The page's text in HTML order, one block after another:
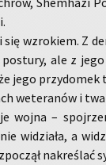
wzro­kiem. Z
ale z jego
jego
we­te­ra­nów i
wojna –
wi­dzia­ła, a
na­kre­ślać